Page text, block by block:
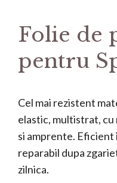
Folie de
pentru
Cel mai rezistent
elastic, multistrat,
si amprente.
reparabil dupa
zilnica.